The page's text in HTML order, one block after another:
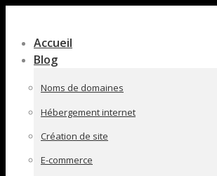
pleine
largeur
Accueil
Blog
Noms de domaines
Hébergement internet
Création de site
E-commerce